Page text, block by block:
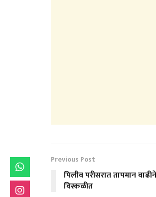
Previous Post
पिलीव परीसरात तापमान
विस्कळीत